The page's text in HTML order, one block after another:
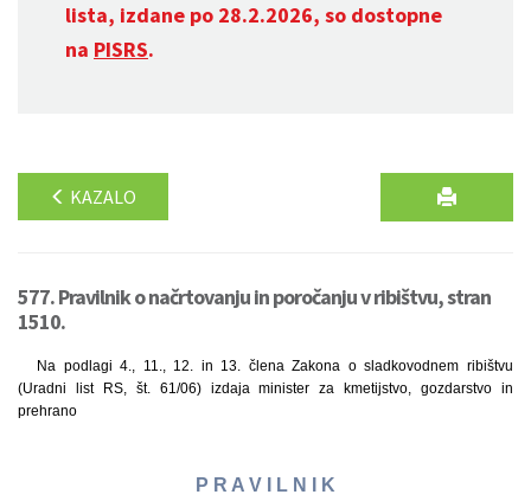
lista, izdane po 28.2.2026, so dostopne
na PISRS.
KAZALO
577. Pravilnik o načrtovanju in poročanju v ribištvu, stran
1510.
Na podlagi 4., 11., 12. in 13. člena Zakona o sladkovodnem ribištvu
(Uradni list RS, št. 61/06) izdaja minister za kmetijstvo, gozdarstvo in
prehrano
P R A V I L N I K